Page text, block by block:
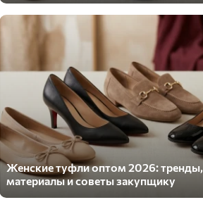
Женские туфли оптом 2026: тренды,
материалы и советы закупщику